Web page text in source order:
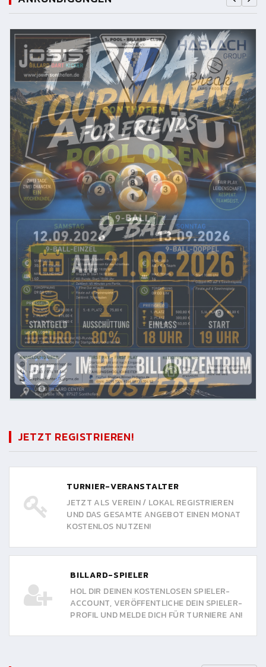
JETZT REGISTRIEREN!
TURNIER-VERANSTALTER
JETZT ALS VEREIN / LOKAL REGISTRIEREN
UND DAS GESAMTE ANGEBOT EINEN MONAT
KOSTENLOS NUTZEN!
BILLARD-SPIELER
HOL DIR DEINEN KOSTENLOSEN SPIELER-
ACCOUNT, VERÖFFENTLICHE DEIN SPIELER-
PROFIL UND MELDE DICH FÜR TURNIERE AN!